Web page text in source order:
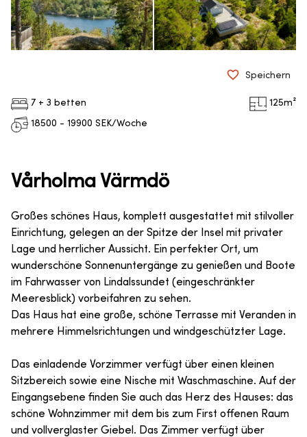
7 + 3 betten 125m²
18500 - 19900 SEK/Woche
Speichern
Vårholma Värmdö
Großes schönes Haus, komplett ausgestattet mit stilvoller
Einrichtung, gelegen an der Spitze der Insel mit privater
Lage und herrlicher Aussicht. Ein perfekter Ort, um
wunderschöne Sonnenuntergänge zu genießen und Boote
im Fahrwasser von Lindalssundet (eingeschränkter
Meeresblick) vorbeifahren zu sehen.
Das Haus hat eine große, schöne Terrasse mit Veranden in
mehrere Himmelsrichtungen und windgeschützter Lage.
Das einladende Vorzimmer verfügt über einen kleinen
Sitzbereich sowie eine Nische mit Waschmaschine. Auf der
Eingangsebene finden Sie auch das Herz des Hauses: das
schöne Wohnzimmer mit dem bis zum First offenen Raum
und vollverglaster Giebel. Das Zimmer verfügt über